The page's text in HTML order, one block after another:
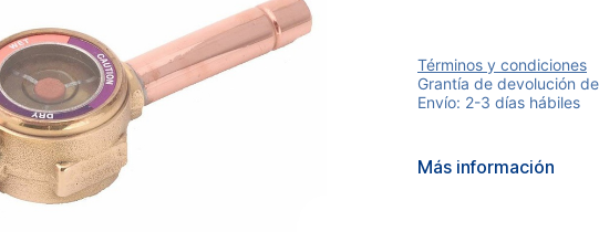
Términos y condiciones
Grantía de devolución
Envío: 2-3 días hábiles
Más información